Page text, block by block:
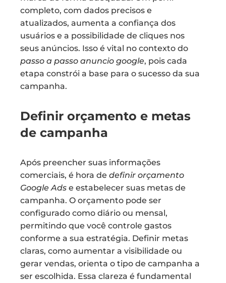
completo, com dados precisos e
atualizados, aumenta a confiança dos
usuários e a possibilidade de cliques nos
seus anúncios. Isso é vital no contexto do
passo a passo anuncio google, pois cada
etapa constrói a base para o sucesso da sua
campanha.
Definir orçamento e metas
de campanha
Após preencher suas informações
comerciais, é hora de definir orçamento
Google Ads e estabelecer suas metas de
campanha. O orçamento pode ser
configurado como diário ou mensal,
permitindo que você controle gastos
conforme a sua estratégia. Definir metas
claras, como aumentar a visibilidade ou
gerar vendas, orienta o tipo de campanha a
ser escolhida. Essa clareza é fundamental